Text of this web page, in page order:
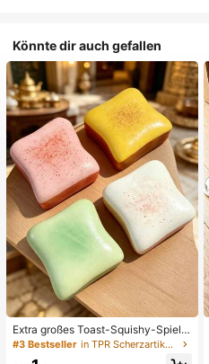
Könnte dir auch gefallen
Extra großes Toast-Squishy-Spielz
eug, superweiches Buttertoast-Stre
#3 Bestseller in TPR Scherzartikel und Scherzartikel für Teenage